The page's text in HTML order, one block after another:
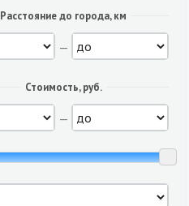
Расстояние до города, км
—
Стоимость, руб.
—